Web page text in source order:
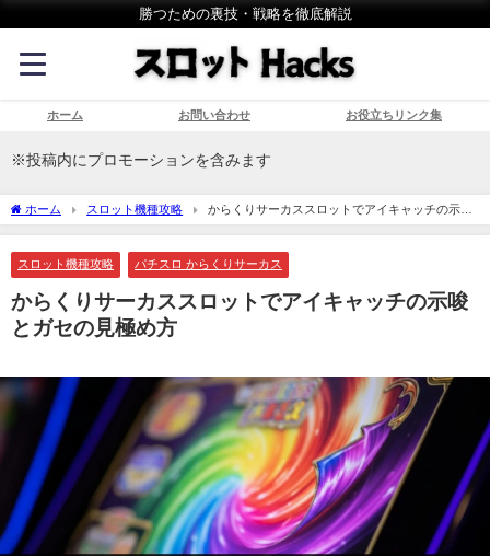
勝つための裏技・戦略を徹底解説
ホーム お問い合わせ お役立ちリンク集
※投稿内にプロモーションを含みます
ホーム スロット機種攻略
からくりサーカススロットでアイキャッチの示唆
とガセの見極め方
スロット機種攻略 パチスロ からくりサーカス
からくりサーカススロットでアイキャッチの示唆
とガセの見極め方